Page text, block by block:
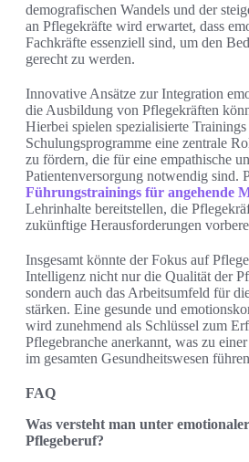
demografischen Wandels und der
an Pflegekräfte wird erwartet, dass
Fachkräfte essenziell sind, um den
gerecht zu werden.
Innovative Ansätze zur Integration
die Ausbildung von Pflegekräften
Hierbei spielen spezialisierte Trainings
Schulungsprogramme eine zentrale
zu fördern, die für eine empathische
Patientenversorgung notwendig sind.
Führungstrainings für angehende
Lehrinhalte bereitstellen, die
zukünftige Herausforderungen
Insgesamt könnte der Fokus auf
Intelligenz nicht nur die Qualität der
sondern auch das Arbeitsumfeld für
stärken. Eine gesunde und
wird zunehmend als Schlüssel zum
Pflegebranche anerkannt, was zu
im gesamten Gesundheitswesen
FAQ
Was versteht man unter
Pflegeberuf?